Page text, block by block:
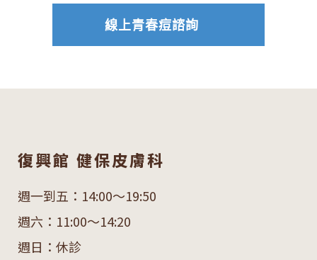
線上青春痘諮詢
復興館 健保皮膚科
週一到五：14:00～19:50
週六：11:00～14:20
週日：休診